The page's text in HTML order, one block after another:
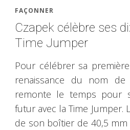
FAÇONNER
Czapek célèbre ses
Time Jumper
Pour célébrer sa
renaissance du nom de
remonte le temps pour
futur avec la Time Jumper.
de son boîtier de 40,5